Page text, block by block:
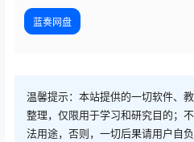
蓝奏网盘
温馨提示：本站提供的一切软件、
整理，仅限用于学习和研究目的；
法用途，否则，一切后果请用户自